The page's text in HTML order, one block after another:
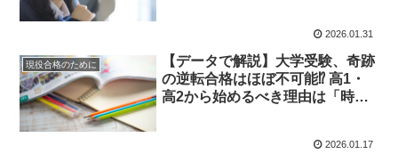
2026.01.31
現役合格のために
【データで解説】大学受験、奇跡
の逆転合格はほぼ不可能⁉ 高1・
高2から始めるべき理由は「時
2026.01.17